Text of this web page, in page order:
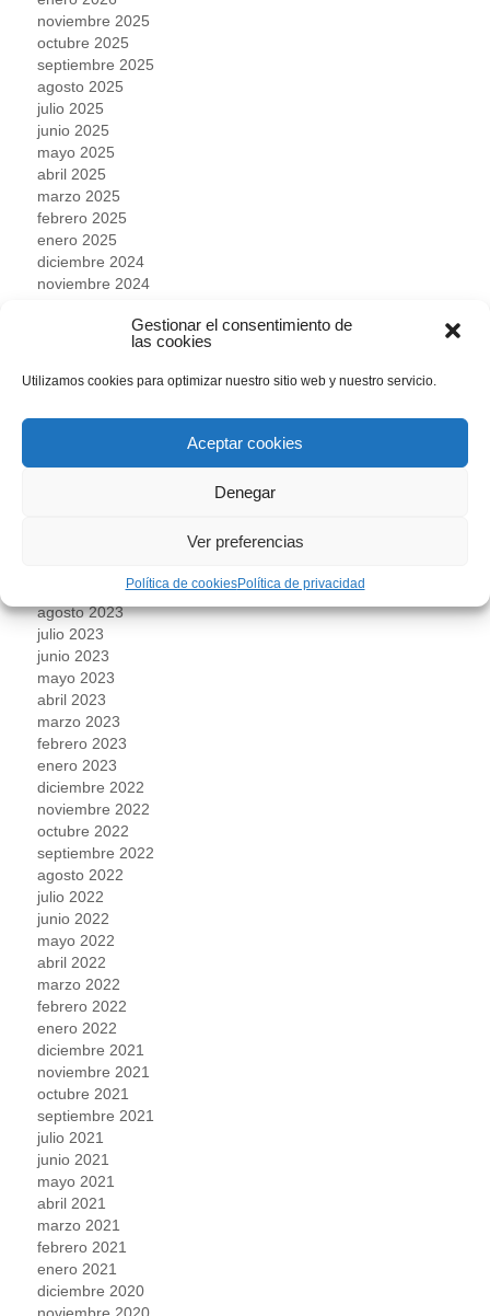
Gestionar el consentimiento de
las cookies
Utilizamos cookies para optimizar nuestro sitio web y nuestro servicio.
Aceptar cookies
Denegar
Ver preferencias
Política de cookiesPolítica de privacidad
noviembre 2025
octubre 2025
septiembre 2025
agosto 2025
julio 2025
junio 2025
mayo 2025
abril 2025
marzo 2025
febrero 2025
enero 2025
diciembre 2024
noviembre 2024
septiembre 2024
mayo 2024
septiembre 2023
agosto 2023
julio 2023
junio 2023
mayo 2023
abril 2023
marzo 2023
febrero 2023
enero 2023
diciembre 2022
noviembre 2022
octubre 2022
septiembre 2022
agosto 2022
julio 2022
junio 2022
mayo 2022
abril 2022
marzo 2022
febrero 2022
enero 2022
diciembre 2021
noviembre 2021
octubre 2021
septiembre 2021
julio 2021
junio 2021
mayo 2021
abril 2021
marzo 2021
febrero 2021
enero 2021
diciembre 2020